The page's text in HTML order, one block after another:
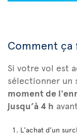
Comment
Si votre vol est
sélectionner un
moment de
jusqu’à 4 h
L'achat d'un